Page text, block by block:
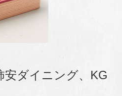
安ダイニング、KG